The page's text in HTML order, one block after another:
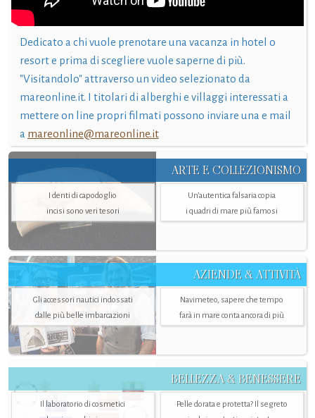
Dedicato a chi vuole prenotare una vacanza in hotel o
resort e prima di scegliere vuole saperne di più.
"Visitandolo" attraverso un video selezionato da
mareonline.it. I titolari di alberghi e villaggi interessati a
mettere on line propri filmati possono inviare una e mail
a mareonline@mareonline.it
ARTE E COLLEZIONISMO
I denti di capodoglio
incisi sono veri tesori
Un’autentica falsaria copia
i quadri di mare più famosi
AZIENDE & ATTIVITÀ
Gli accessori nautici indossati
dalle più belle imbarcazioni
Navimeteo, sapere che tempo
farà in mare conta ancora di più
BELLEZZA & BENESSERE
Il laboratorio di cosmetici
Pelle dorata e protetta? Il segreto